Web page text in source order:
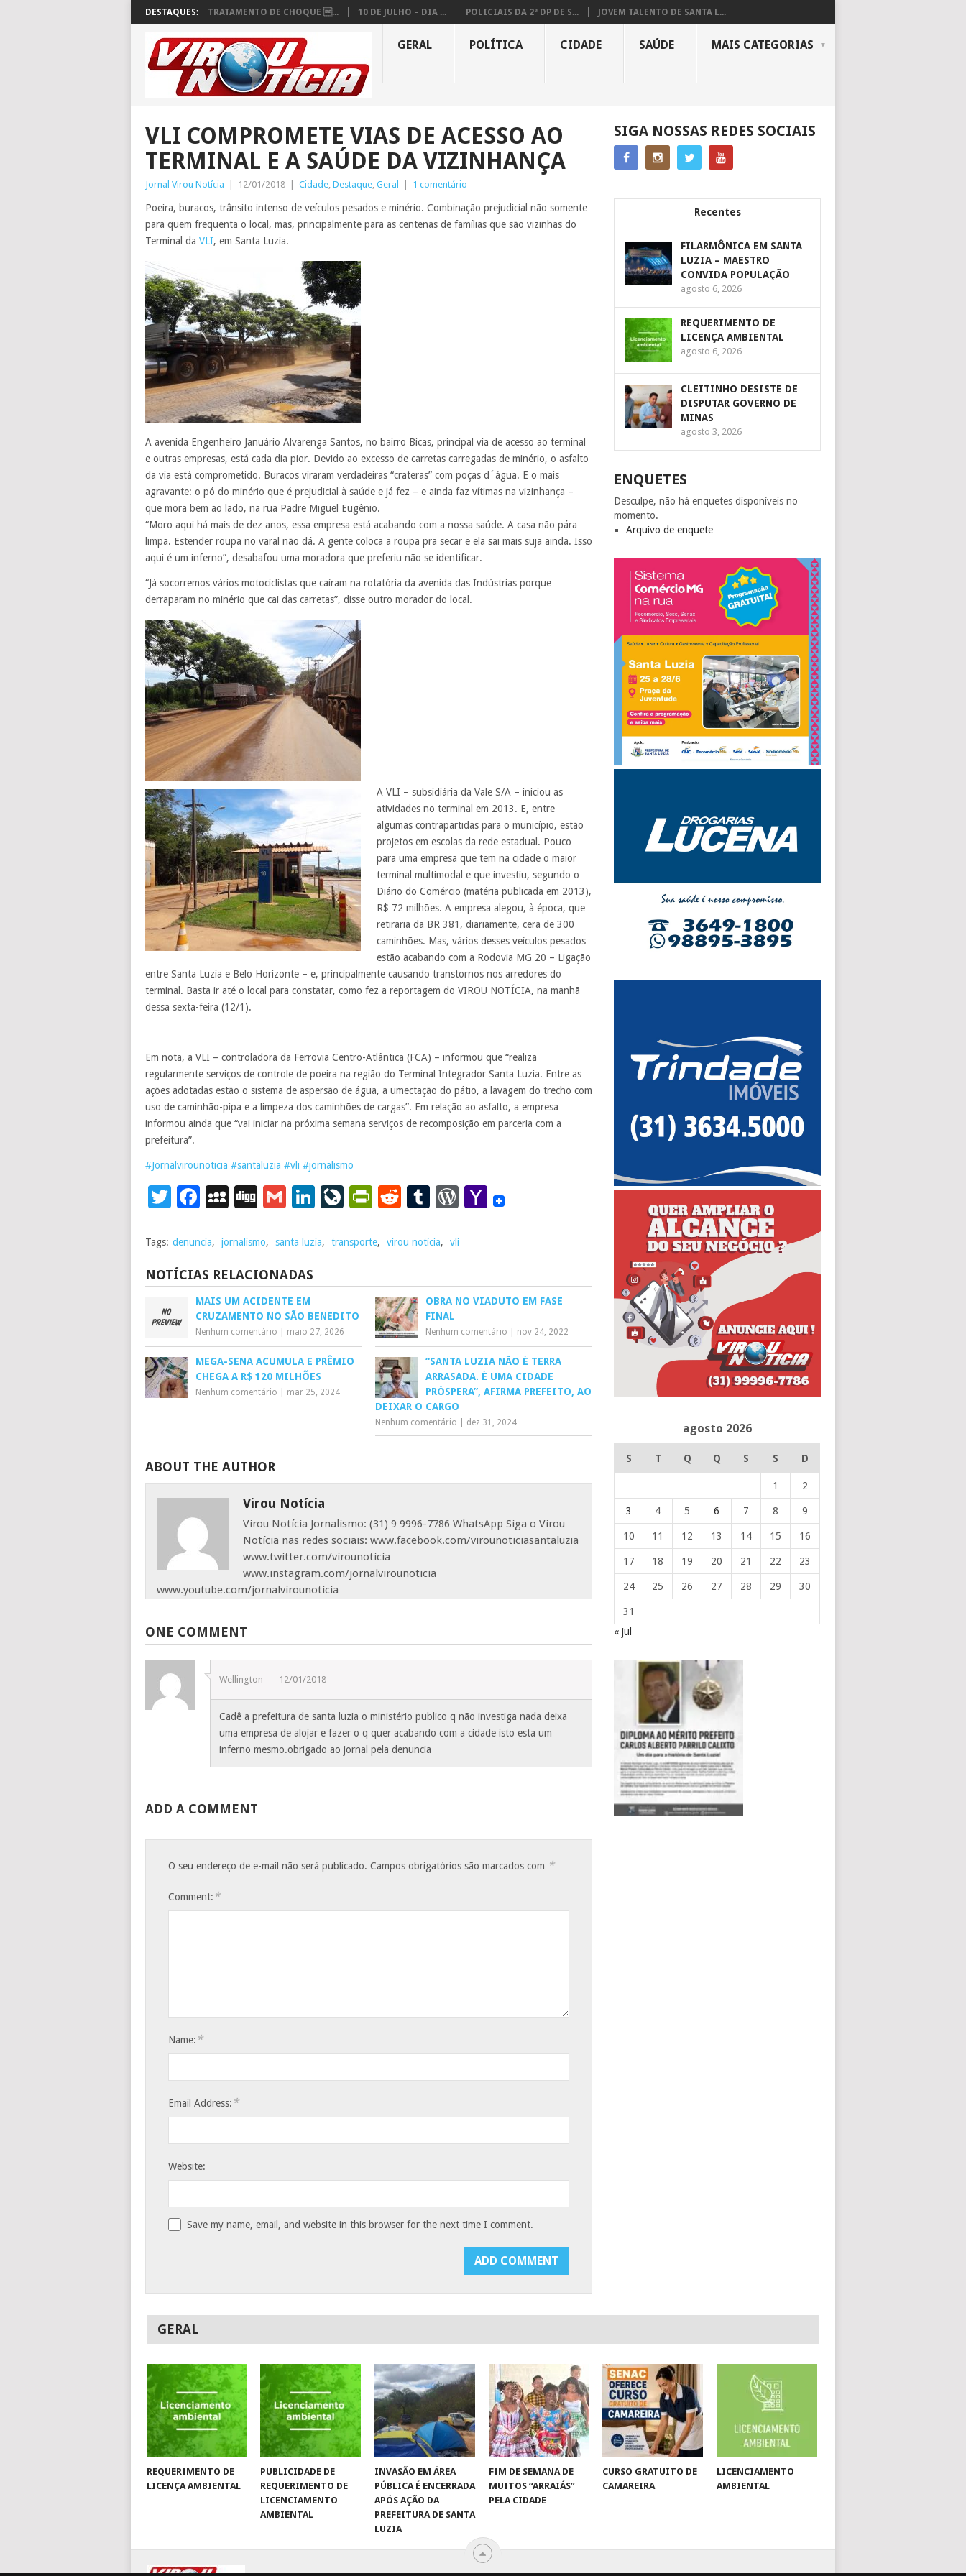
DESTAQUES: TRATAMENTO DE CHOQUE ... 10 DE JULHO – DIA ... POLICIAIS DA 2ª DP DE S... JOVEM TALENTO DE SANTA L...
GERAL POLÍTICA CIDADE SAÚDE MAIS CATEGORIAS
VLI COMPROMETE VIAS DE ACESSO AO
TERMINAL E A SAÚDE DA VIZINHANÇA
Jornal Virou Notícia 12/01/2018 Cidade, Destaque, Geral 1 comentário
Poeira, buracos, trânsito intenso de veículos pesados e minério. Combinação prejudicial não somente
para quem frequenta o local, mas, principalmente para as centenas de famílias que são vizinhas do
Terminal da VLI, em Santa Luzia.
A avenida Engenheiro Januário Alvarenga Santos, no bairro Bicas, principal via de acesso ao terminal
e outras empresas, está cada dia pior. Devido ao excesso de carretas carregadas de minério, o asfalto
da via está comprometido. Buracos viraram verdadeiras “crateras” com poças d´água. E o mais
agravante: o pó do minério que é prejudicial à saúde e já fez – e ainda faz vítimas na vizinhança –
que mora bem ao lado, na rua Padre Miguel Eugênio.
“Moro aqui há mais de dez anos, essa empresa está acabando com a nossa saúde. A casa não pára
limpa. Estender roupa no varal não dá. A gente coloca a roupa pra secar e ela sai mais suja ainda. Isso
aqui é um inferno”, desabafou uma moradora que preferiu não se identificar.
“Já socorremos vários motociclistas que caíram na rotatória da avenida das Indústrias porque
derraparam no minério que cai das carretas”, disse outro morador do local.
A VLI – subsidiária da Vale S/A – iniciou as
atividades no terminal em 2013. E, entre
algumas contrapartidas para o município, estão
projetos em escolas da rede estadual. Pouco
para uma empresa que tem na cidade o maior
terminal multimodal e que investiu, segundo o
Diário do Comércio (matéria publicada em 2013),
R$ 72 milhões. A empresa alegou, à época, que
retiraria da BR 381, diariamente, cera de 300
caminhões. Mas, vários desses veículos pesados
estão acabando com a Rodovia MG 20 – Ligação
entre Santa Luzia e Belo Horizonte – e, principalmente causando transtornos nos arredores do
terminal. Basta ir até o local para constatar, como fez a reportagem do VIROU NOTÍCIA, na manhã
dessa sexta-feira (12/1).
Em nota, a VLI – controladora da Ferrovia Centro-Atlântica (FCA) – informou que “realiza
regularmente serviços de controle de poeira na região do Terminal Integrador Santa Luzia. Entre as
ações adotadas estão o sistema de aspersão de água, a umectação do pátio, a lavagem do trecho com
uso de caminhão-pipa e a limpeza dos caminhões de cargas”. Em relação ao asfalto, a empresa
informou ainda que “vai iniciar na próxima semana serviços de recomposição em parceria com a
prefeitura”.
#Jornalvirounoticia #santaluzia #vli #jornalismo
Twitter
Facebook
MySpace
DiggGmailLinkedIn
LiveJournal
PrintFriendly
RedditTumblr
WordPress
Yahoo
Tags: denuncia, jornalismo, santa luzia, transporte, virou notícia, vli
NOTÍCIAS RELACIONADAS
MAIS UM ACIDENTE EM
CRUZAMENTO NO SÃO BENEDITO
Nenhum comentário maio 27, 2026
OBRA NO VIADUTO EM FASE
FINAL
Nenhum comentário nov 24, 2022
MEGA-SENA ACUMULA E PRÊMIO
CHEGA A R$ 120 MILHÕES
Nenhum comentário mar 25, 2024
“SANTA LUZIA NÃO É TERRA
ARRASADA. É UMA CIDADE
PRÓSPERA”, AFIRMA PREFEITO, AO
DEIXAR O CARGO
Nenhum comentário dez 31, 2024
ABOUT THE AUTHOR
Virou Notícia
Virou Notícia Jornalismo: (31) 9 9996-7786 WhatsApp Siga o Virou
Notícia nas redes sociais: www.facebook.com/virounoticiasantaluzia
www.twitter.com/virounoticia
www.instagram.com/jornalvirounoticia
www.youtube.com/jornalvirounoticia
ONE COMMENT
Wellington 12/01/2018
Cadê a prefeitura de santa luzia o ministério publico q não investiga nada deixa
uma empresa de alojar e fazer o q quer acabando com a cidade isto esta um
inferno mesmo.obrigado ao jornal pela denuncia
ADD A COMMENT
O seu endereço de e-mail não será publicado. Campos obrigatórios são marcados com *
Comment: *
Name: *
Email Address: *
Website:
Save my name, email, and website in this browser for the next time I comment.
SIGA NOSSAS REDES SOCIAIS
Recentes
FILARMÔNICA EM SANTA
LUZIA – MAESTRO
CONVIDA POPULAÇÃO
agosto 6, 2026
REQUERIMENTO DE
LICENÇA AMBIENTAL
agosto 6, 2026
CLEITINHO DESISTE DE
DISPUTAR GOVERNO DE
MINAS
agosto 3, 2026
ENQUETES
Desculpe, não há enquetes disponíveis no
momento.
Arquivo de enquete
agosto 2026
S T Q Q S S D
1 2
3 4 5 6 7 8 9
10 11 12 13 14 15 16
17 18 19 20 21 22 23
24 25 26 27 28 29 30
31
« jul
GERAL
REQUERIMENTO DE
LICENÇA AMBIENTAL
PUBLICIDADE DE
REQUERIMENTO DE
LICENCIAMENTO
AMBIENTAL
INVASÃO EM ÁREA
PÚBLICA É ENCERRADA
APÓS AÇÃO DA
PREFEITURA DE SANTA
LUZIA
FIM DE SEMANA DE
MUITOS “ARRAIÁS”
PELA CIDADE
CURSO GRATUITO DE
CAMAREIRA
LICENCIAMENTO
AMBIENTAL